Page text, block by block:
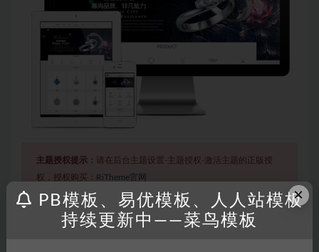
主题授权提示： 请在后台主题设置-主题授权-激活主题的正版授
权，授权购买： RiTheme官网
本站所有文章，如无特殊说明或标注，均为本站原创发
×
PB模板、易优模板、人人站模板
持续更新中——菜鸟模板